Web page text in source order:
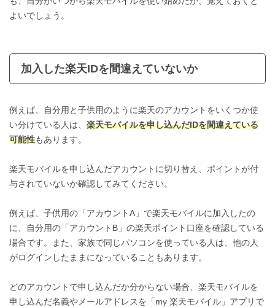
よいでしょう。
加入した楽天IDを間違えていないか
例えば、自分用と子供用のように楽天のアカウントをいくつか使
い分けている人は、 楽天モバイルを申し込んだIDを間違えている
可能性もあります。
楽天モバイルを申し込んだアカウントに切り替え、ポイントが付
与されていないか確認してみてください。
例えば、子供用の「アカウントA」で楽天モバイルに加入したの
に、自分用の「アカウントB」の楽天ポイント口座を確認している
場合です。また、家族で同じパソコンを使っている人は、他の人
がログインしたままになっていることもあります。
どのアカウントで申し込んだか分からない場合、楽天モバイルを
申し込んだ名義やメールアドレスを「my 楽天モバイル」アプリで